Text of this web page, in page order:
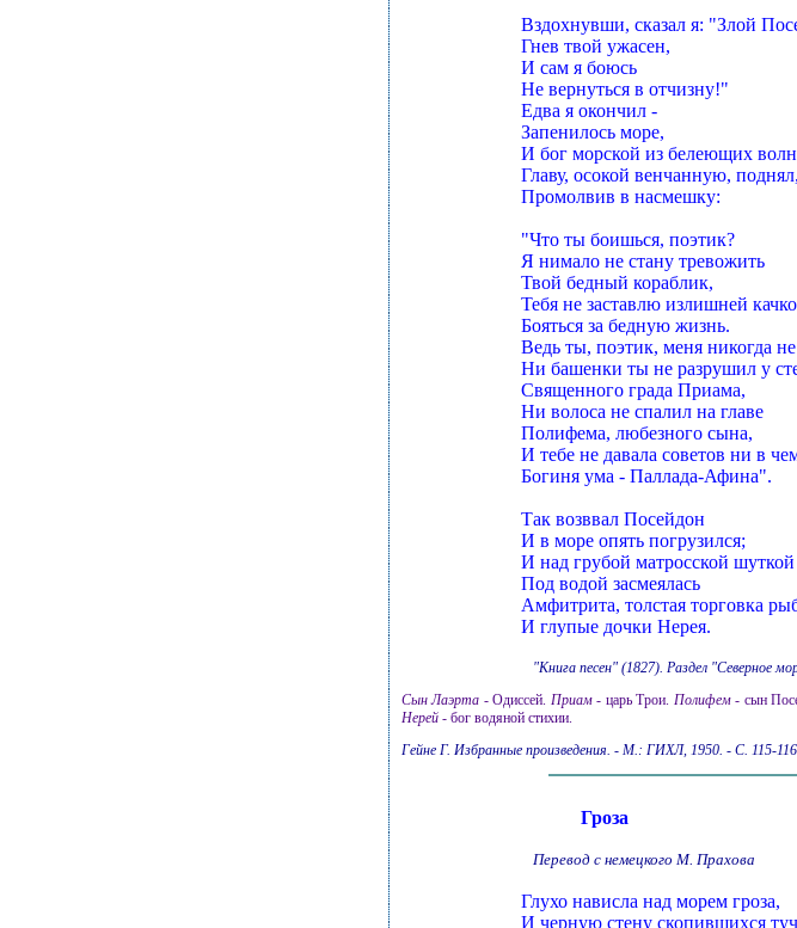
Вздохнувши, сказал я: "Злой
Гнев твой ужасен,
И сам я боюсь
Не вернуться в отчизну!"
Едва я окончил -
Запенилось море,
И бог морской из белеющих волн
Главу, осокой венчанную, поднял,
Промолвив в насмешку:
"Что ты боишься, поэтик?
Я нимало не стану тревожить
Твой бедный кораблик,
Тебя не заставлю излишней
Бояться за бедную жизнь.
Ведь ты, поэтик, меня никогда
Ни башенки ты не разрушил у
Священного града Приама,
Ни волоса не спалил на главе
Полифема, любезного сына,
И тебе не давала советов ни в
Богиня ума - Паллада-Афина".
Так возввал Посейдон
И в море опять погрузился;
И над грубой матросской шуткой
Под водой засмеялась
Амфитрита, толстая торговка
И глупые дочки Нерея.
"Книга песен" (1827). Раздел "Северное
Сын Лаэрта - Одиссей. Приам- царь Трои. Полифем- сын
Нерей - бог водяной стихии.
Гейне Г. Избранные произведения. - М.: ГИХЛ, 1950. - С. 115-
Гроза
Перевод с немецкого М. Прахова
Глухо нависла над морем гроза,
И черную стену скопившихся туч